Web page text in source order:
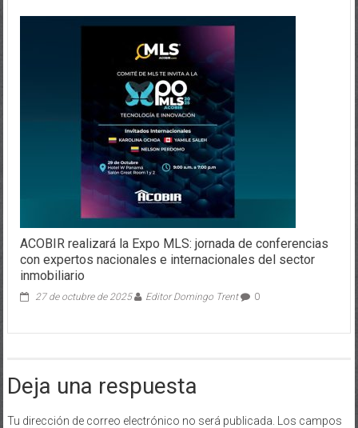
ACOBIR realizará la Expo MLS: jornada de conferencias
con expertos nacionales e internacionales del sector
inmobiliario
27 de octubre de 2025 Editor Domingo Trent 0
Deja una respuesta
Tu dirección de correo electrónico no será publicada.
Los campos